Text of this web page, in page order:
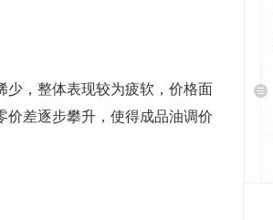
，整体表现较为疲软，价格面
价差逐步攀升，使得成品油调价